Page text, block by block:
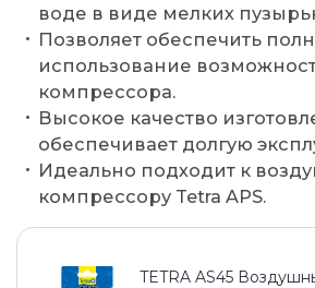
воде в виде мелких
Позволяет обеспечить
использование
компрессора.
Высокое качество
обеспечивает долгую
Идеально подходит к
компрессору Tetra APS.
TETRA AS45